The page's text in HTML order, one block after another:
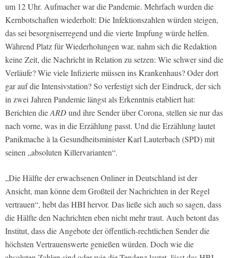
um 12 Uhr. Aufmacher war die Pandemie. Mehrfach wurden die
Kernbotschaften wiederholt: Die Infektionszahlen würden steigen,
das sei besorgniserregend und die vierte Impfung würde helfen.
Während Platz für Wiederholungen war, nahm sich die Redaktion
keine Zeit, die Nachricht in Relation zu setzen: Wie schwer sind die
Verläufe? Wie viele Infizierte müssen ins Krankenhaus? Oder dort
gar auf die Intensivstation? So verfestigt sich der Eindruck, der sich
in zwei Jahren Pandemie längst als Erkenntnis etabliert hat:
Berichten dieARDund ihre Sender über Corona, stellen sie nur das
nach vorne, was in die Erzählung passt. Und die Erzählung lautet
Panikmache à la Gesundheitsminister Karl Lauterbach (SPD) mit
seinen „absoluten Killervarianten“.
„Die Hälfte der erwachsenen Onliner in Deutschland ist der
Ansicht, man könne dem Großteil der Nachrichten in der Regel
vertrauen“, hebt das HBI hervor. Das ließe sich auch so sagen, dass
die Hälfte den Nachrichten eben nicht mehr traut. Auch betont das
Institut, dass die Angebote der öffentlich-rechtlichen Sender die
höchsten Vertrauenswerte genießen würden. Doch wie die